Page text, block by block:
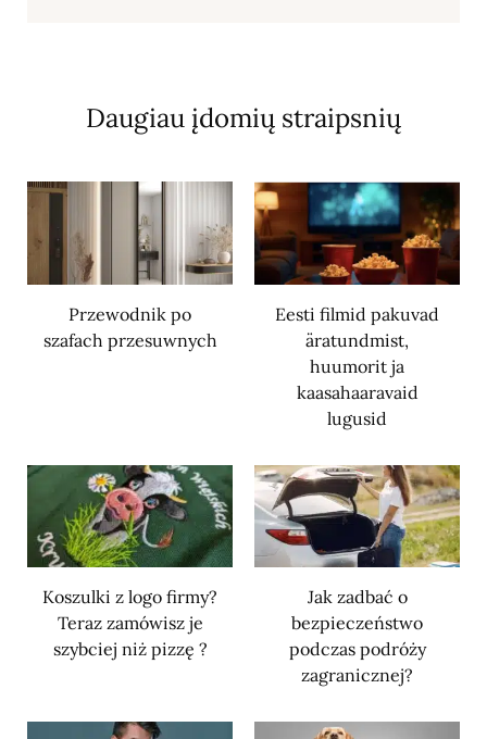
Daugiau įdomių straipsnių
Przewodnik po
szafach przesuwnych
Eesti filmid pakuvad
äratundmist,
huumorit ja
kaasahaaravaid
lugusid
Koszulki z logo firmy?
Teraz zamówisz je
szybciej niż pizzę ?
Jak zadbać o
bezpieczeństwo
podczas podróży
zagranicznej?